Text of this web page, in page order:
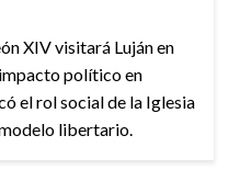
XIV visitará Luján en
político en
el rol social de la Iglesia
libertario.